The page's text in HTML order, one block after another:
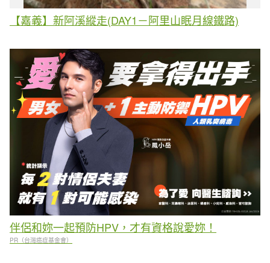
【嘉義】新阿溪縱走(DAY1－阿里山眠月線鐵路)
伴侶和妳一起預防HPV，才有資格說愛妳！
PR（台灣癌症基金會）